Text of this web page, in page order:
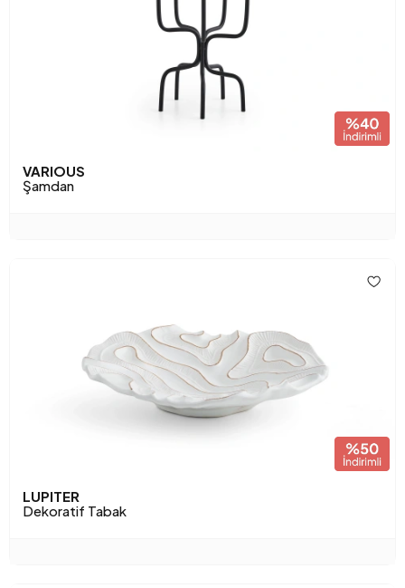
VARIOUS
Şamdan
LUPITER
Dekoratif Tabak